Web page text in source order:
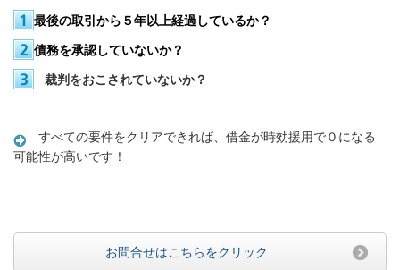
最後の取引から５年以上経過しているか？
債務を承認していないか？
裁判をおこされていないか？
すべての要件をクリアできれば、借金が時効援用で０になる
可能性が高いです！
お問合せはこちらをクリック